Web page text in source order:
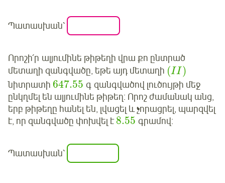
Պատասխան՝
Որոշի՛ր ալյումինե թիթեղի վրա քո ընտրած
մետաղի զանգվածը, եթե այդ մետաղի (II )
նիտրատի 647.55 գ զանգվածով լուծույթի մեջ
ընկղմել են ալյումինե թիթեղ: Որոշ ժամանակ անց,
երբ թիթեղը հանել են, լվացել և չորացրել, պարզվել
է, որ զանգվածը փոխվել է8.55 գրամով:
Պատասխան՝